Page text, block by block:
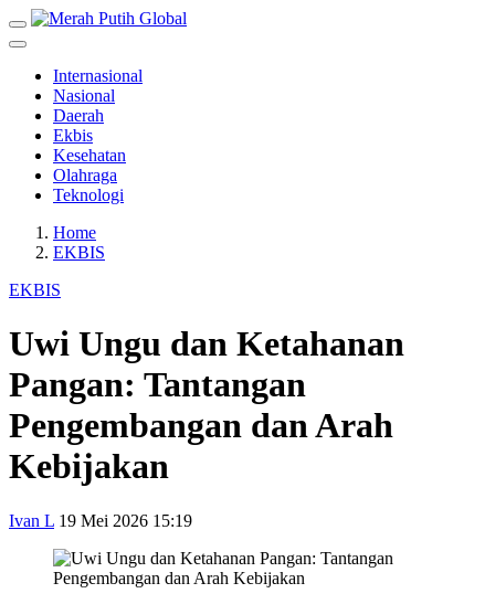
Internasional
Nasional
Daerah
Ekbis
Kesehatan
Olahraga
Teknologi
Home
EKBIS
EKBIS
Uwi Ungu dan Ketahanan
Pangan: Tantangan
Pengembangan dan Arah
Kebijakan
Ivan L 19 Mei 2026 15:19